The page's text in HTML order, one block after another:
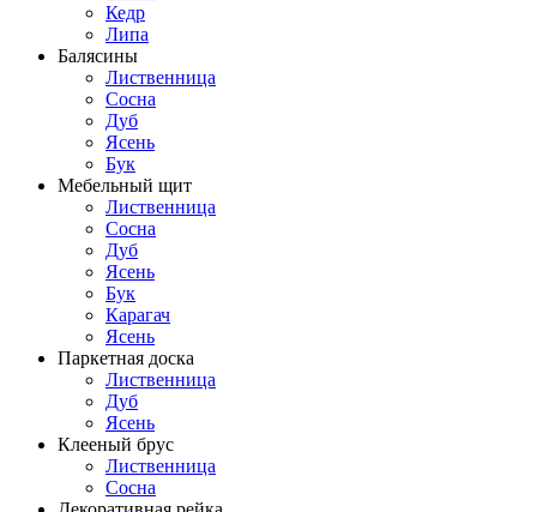
Кедр
Липа
Балясины
Лиственница
Сосна
Дуб
Ясень
Бук
Мебельный щит
Лиственница
Сосна
Дуб
Ясень
Бук
Карагач
Ясень
Паркетная доска
Лиственница
Дуб
Ясень
Клееный брус
Лиственница
Сосна